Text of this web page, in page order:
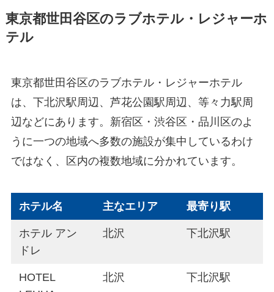
東京都世田谷区のラブホテル・レジャーホ
テル
東京都世田谷区のラブホテル・レジャーホテル
は、下北沢駅周辺、芦花公園駅周辺、等々力駅周
辺などにあります。新宿区・渋谷区・品川区のよ
うに一つの地域へ多数の施設が集中しているわけ
ではなく、区内の複数地域に分かれています。
ホテル名 主なエリア 最寄り駅
ホテル アン
ドレ
北沢 下北沢駅
HOTEL
北沢 下北沢駅